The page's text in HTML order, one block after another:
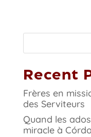
Recent
Frères en
des Serviteurs
Quand les
miracle à